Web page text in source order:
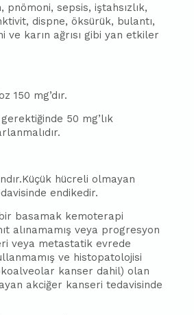
pnömoni, sepsis, iştahsızlık,
dispne, öksürük, bulantı,
ve karın ağrısı gibi yan etkiler
150 mg’dır.
50 mg’lık
hücreli olmayan
endikedir.
basamak kemoterapi
alınamamış veya progresyon
veya metastatik evrede
ve histopatolojisi
kanser dahil) olan
akciğer kanseri tedavisinde